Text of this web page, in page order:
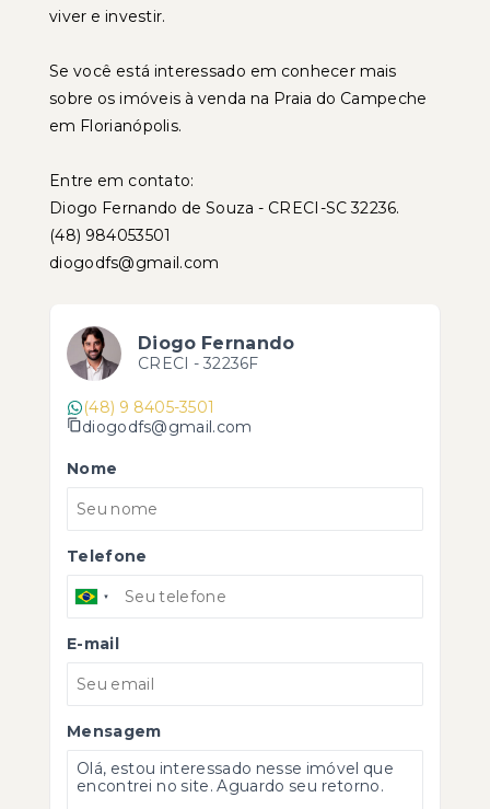
viver e investir.
Se você está interessado em conhecer mais
sobre os imóveis à venda na Praia do Campeche
em Florianópolis.
Entre em contato:
Diogo Fernando de Souza - CRECI-SC 32236.
(48) 984053501
diogodfs@gmail.com
Diogo Fernando
CRECI - 32236F
(48) 9 8405-3501
diogodfs@gmail.com
Nome
Telefone
E-mail
Mensagem